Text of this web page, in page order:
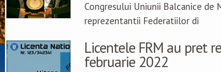
Congresului Uniunii Balcanice de
reprezentantii Federatiilor di
Licentele FRM au pret
februarie 2022